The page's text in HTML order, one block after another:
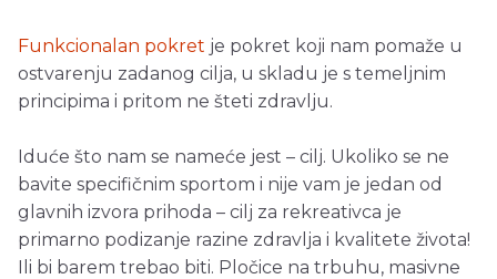
Funkcionalan pokret je pokret koji nam pomaže u
ostvarenju zadanog cilja, u skladu je s temeljnim
principima i pritom ne šteti zdravlju.
Iduće što nam se nameće jest – cilj. Ukoliko se ne
bavite specifičnim sportom i nije vam je jedan od
glavnih izvora prihoda – cilj za rekreativca je
primarno podizanje razine zdravlja i kvalitete života!
Ili bi barem trebao biti. Pločice na trbuhu, masivne